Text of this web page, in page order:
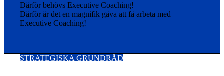
Därför behövs Executive Coaching!
Därför är det en magnifik gåva att få arbeta med
Executive Coaching!
STRATEGISKA GRUNDRÅD